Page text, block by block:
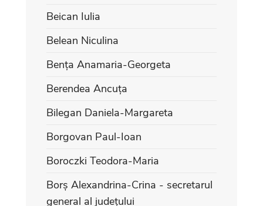
Beican Iulia
Belean Niculina
Bența Anamaria-Georgeta
Berendea Ancuța
Bilegan Daniela-Margareta
Borgovan Paul-Ioan
Boroczki Teodora-Maria
Borș Alexandrina-Crina - secretarul
general al județului